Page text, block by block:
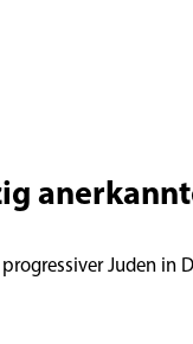
Juden